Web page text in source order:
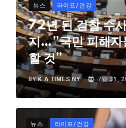
뉴스 라이프/건강
72년 된 검찰 수
지…”국민 피해자
할 것”
BYK.A TIMES NY 7월 31,
뉴스 라이프/건강